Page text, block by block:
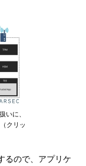
に、
クリッ
るので、アプリケ